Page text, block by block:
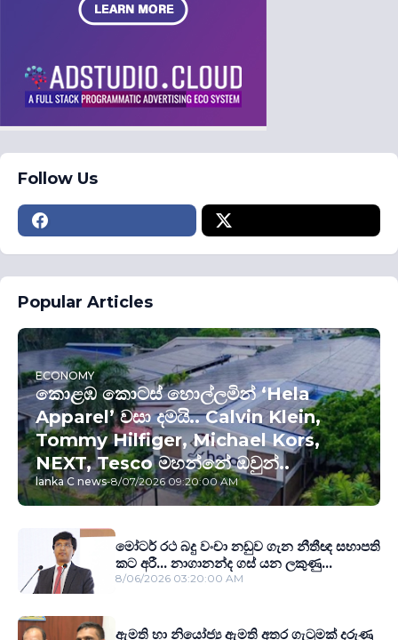
Follow Us
Popular Articles
ECONOMY
කොළඹ කොටස් හොල්ලමින් ‘Hela
Apparel’ වසා දමයි.. Calvin Klein,
Tommy Hilfiger, Michael Kors,
NEXT, Tesco මහන්නේ ඔවුන්..
lanka C news-8/07/2026 09:20:00 AM
මෝටර් රථ බදු වංචා නඩුව ගැන නීතීඥ සභාපති
කට අරී... නාගානන්ද ගස් යන ලකුණු...
8/06/2026 03:20:00 AM
ඇමති හා නියෝජ්‍ය ඇමති අතර ගැටුමක් දරුණු